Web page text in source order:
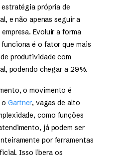
estratégia própria de
e não apenas seguir a
Evoluir a forma
funciona é o fator que mais
produtividade com
podendo chegar a 29%.
o movimento é
oGartner, vagas de alto
como funções
já podem ser
por ferramentas
Isso libera os